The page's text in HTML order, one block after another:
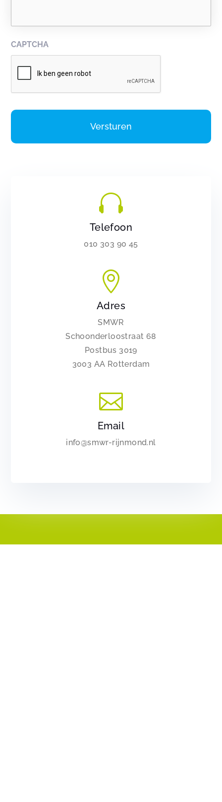
CAPTCHA

Telefoon
010 303 90 45

Adres
SMWR
Schoonderloostraat 68
Postbus 3019
3003 AA Rotterdam

Email
info@smwr-rijnmond.nl